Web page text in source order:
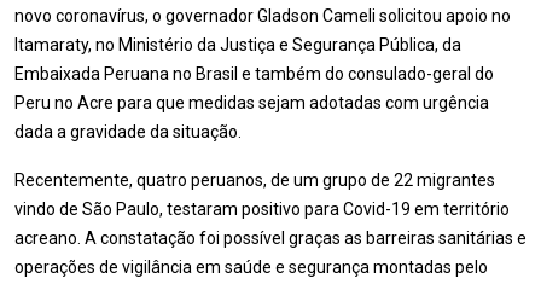
novo coronavírus, o governador Gladson Cameli solicitou apoio no
Itamaraty, no Ministério da Justiça e Segurança Pública, da
Embaixada Peruana no Brasil e também do consulado-geral do
Peru no Acre para que medidas sejam adotadas com urgência
dada a gravidade da situação.
Recentemente, quatro peruanos, de um grupo de 22 migrantes
vindo de São Paulo, testaram positivo para Covid-19 em território
acreano. A constatação foi possível graças as barreiras sanitárias e
operações de vigilância em saúde e segurança montadas pelo